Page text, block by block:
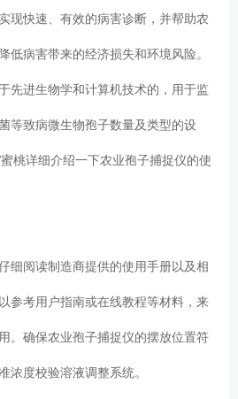
现快速、有效的病害诊断，并帮助农
低病害带来的经济损失和环境风险。
先进生物学和计算机技术的，用于监
等致病微生物孢子数量及类型的设
桃详细介绍一下农业孢子捕捉仪的使
细阅读制造商提供的使用手册以及相
参考用户指南或在线教程等材料，来
。确保农业孢子捕捉仪的摆放位置符
浓度校验溶液调整系统。